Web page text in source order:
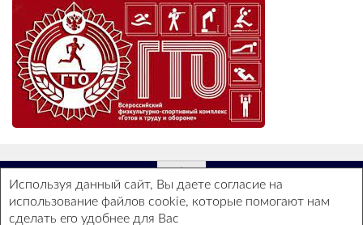
ГБОУ СОШ №2 - Все права защищены ©
Используя данный сайт, Вы даете согласие на
использование файлов cookie, которые помогают нам
сделать его удобнее для Вас